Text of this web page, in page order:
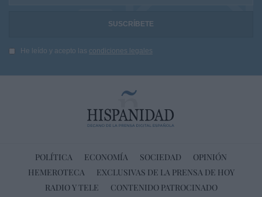
He leído y acepto las condiciones legales
POLÍTICA ECONOMÍA SOCIEDAD
OPINIÓN
HEMEROTECA
EXCLUSIVAS DE LA PRENSA DE HOY
RADIO Y TELE
CONTENIDO PATROCINADO